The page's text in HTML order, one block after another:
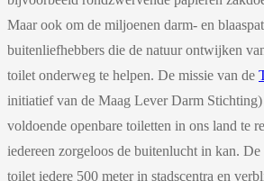
Maar ook om de miljoenen darm- en
buitenliefhebbers die de natuur ontwijken
toilet onderweg te helpen. De missie van de
initiatief van de Maag Lever Darm
voldoende openbare toiletten in ons land te
iedereen zorgeloos de buitenlucht in kan. De
toilet iedere 500 meter in stadscentra en